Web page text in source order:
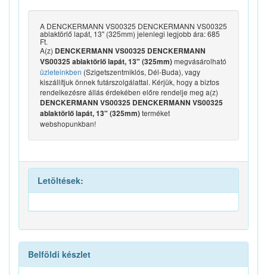
A DENCKERMANN VS00325 DENCKERMANN VS00325
ablaktörlő lapát, 13" (325mm) jelenlegi legjobb ára: 685
Ft.
A(z) DENCKERMANN VS00325 DENCKERMANN
VS00325 ablaktörlő lapát, 13" (325mm)megvásárolható
üzleteinkben (Szigetszentmiklós, Dél-Buda), vagy
kiszállítjuk önnek futárszolgálattal. Kérjük, hogy a biztos
rendelkezésre állás érdekében előre rendelje meg a(z)
DENCKERMANN VS00325 DENCKERMANN VS00325
ablaktörlő lapát, 13" (325mm)terméket
webshopunkban!
Letöltések:
Belföldi készlet